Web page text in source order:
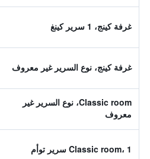
غرفة كينج، 1 سرير كينغ
غرفة كينج، نوع السرير غير معروف
Classic room، نوع السرير غير
معروف
Classic room، 1 سرير توأم